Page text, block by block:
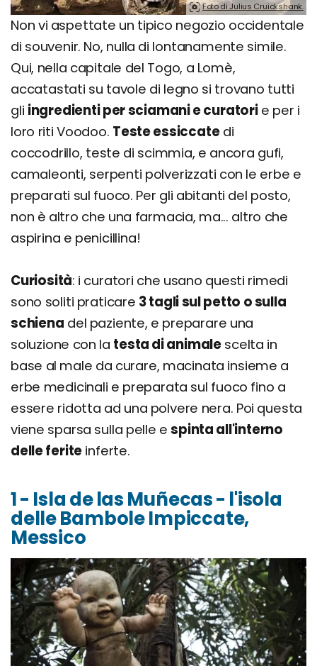
Foto di Julius Cruickshank.
Non vi aspettate un tipico negozio occidentale
di souvenir. No, nulla di lontanamente simile.
Qui, nella capitale del Togo, a Lomè,
accatastati su tavole di legno si trovano tutti
gli ingredienti per sciamani e curatorie per i
loro riti Voodoo. Teste essiccatedi
coccodrillo, teste di scimmia, e ancora gufi,
camaleonti, serpenti polverizzati con le erbe e
preparati sul fuoco. Per gli abitanti del posto,
non è altro che una farmacia, ma... altro che
aspirina e penicillina!
Curiosità: i curatori che usano questi rimedi
sono soliti praticare 3 tagli sul petto o sulla
schiena del paziente, e preparare una
soluzione con la testa di animalescelta in
base al male da curare, macinata insieme a
erbe medicinali e preparata sul fuoco fino a
essere ridotta ad una polvere nera. Poi questa
viene sparsa sulla pelle espinta all'interno
delle ferite inferte.
1 - Isla de las Muñecas - l'isola
delle Bambole Impiccate,
Messico